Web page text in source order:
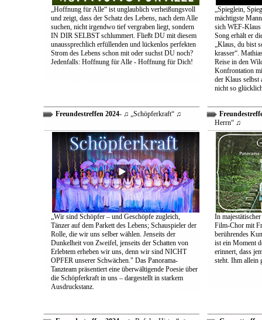
„Hoffnung für Alle“ ist unglaublich verheißungsvoll
und zeigt, dass der Schatz des Lebens, nach dem Alle
suchen, nicht irgendwo tief vergraben liegt, sondern
IN DIR SELBST schlummert. Fließt DU mit diesem
unaussprechlich erfüllenden und lückenlos perfekten
Strom des Lebens schon mit oder suchst DU noch?
Jedenfalls: Hoffnung für Alle - Hoffnung für Dich!
„Spieglein,
mächtigste
sich WEF-Klaus
Song erhält er
„Klaus, du bist
krasser“.
Reise in den
Konfrontation
der Klaus
nicht so
Freundestreffen 2024- ♫ „Schöpferkraft“ ♫
„Wir sind Schöpfer – und Geschöpfe zugleich,
Tänzer auf dem Parkett des Lebens; Schauspieler der
Rolle, die wir uns selber wählen. Jenseits der
Dunkelheit von Zweifel, jenseits der Schatten von
Erlebtem erheben wir uns, denn wir sind NICHT
OPFER unserer Schwächen." Das Panorama-
Tanzteam präsentiert eine überwältigende Poesie über
die Schöpferkraft in uns – dargestellt in starkem
Ausdruckstanz.
Herrn“ ♫
In
Film-Chor mit
berührendes
ist ein Moment
erinnert, dass
steht. Ihm allein